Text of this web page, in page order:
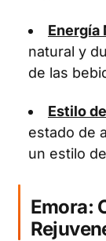
Energía
natural y
de las
Estilo
estado de
un estilo
Emora: